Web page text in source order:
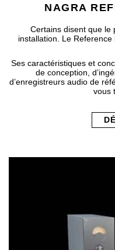
NAGRA
Certains disent que le
installation. Le
Ses caractéristiques et
de conception,
d’enregistreurs audio de
vous